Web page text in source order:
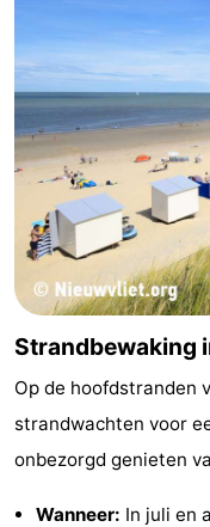
Strandbewaking
Op de hoofdstranden
strandwachten voor
onbezorgd genieten
Wanneer: In juli en